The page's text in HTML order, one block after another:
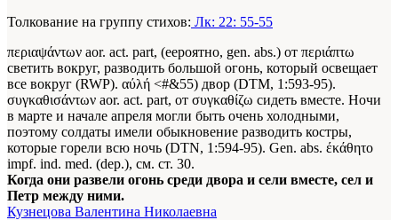
Толкование на группу стихов: Лк: 22: 55-55
περιαψάντων aor. act. part, (eepoятно, gen. abs.) от περιάπτω
светить вокруг, разводить большой огонь, который освещает
все вокруг (RWP). αύλή <#&55) двор (DTM, 1:593-95).
συγκαθισάντων aor. act. part, от συγκαθίζω сидеть вместе. Ночи
в марте и начале апреля могли быть очень холодными,
поэтому солдаты имели обыкновение разводить костры,
которые горели всю ночь (DTN, 1:594-95). Gen. abs. έκάθητο
impf. ind. med. (dep.), см. ст. 30.
Когда они развели огонь среди двора и сели вместе, сел и
Петр между ними.
Кузнецова Валентина Николаевна